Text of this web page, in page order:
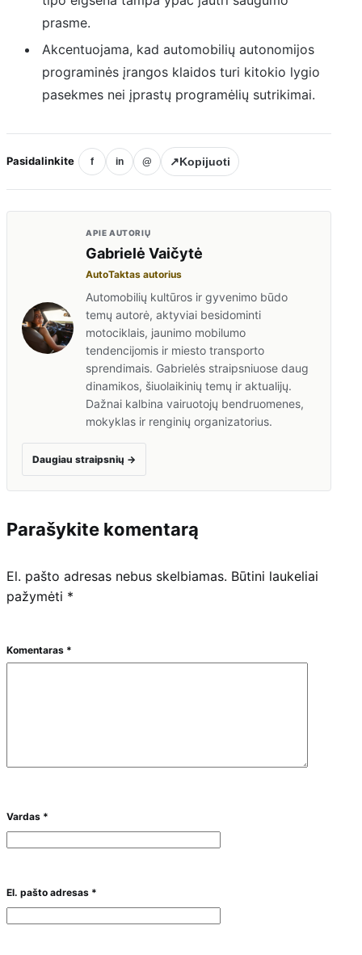
prasme.
Akcentuojama, kad automobilių autonomijos
programinės įrangos klaidos turi kitokio lygio
pasekmes nei įprastų programėlių sutrikimai.
Pasidalinkite f in @ ↗Kopijuoti
APIE AUTORIŲ
Gabrielė Vaičytė
AutoTaktas autorius
Automobilių kultūros ir gyvenimo būdo
temų autorė, aktyviai besidominti
motociklais, jaunimo mobilumo
tendencijomis ir miesto transporto
sprendimais. Gabrielės straipsniuose daug
dinamikos, šiuolaikinių temų ir aktualijų.
Dažnai kalbina vairuotojų bendruomenes,
mokyklas ir renginių organizatorius.
Daugiau straipsnių →
Parašykite komentarą
El. pašto adresas nebus skelbiamas. Būtini laukeliai
pažymėti *
Komentaras *
Vardas *
El. pašto adresas *